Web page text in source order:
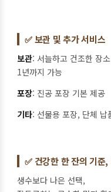
✅ 보관 및 추가 서비스
보관: 서늘하고 건조한 장
1년까지 가능
포장: 진공 포장 기본 제공
기타: 선물용 포장, 단체 납
✅ 건강한 한 잔의 기준
생수보다 나은 선택,